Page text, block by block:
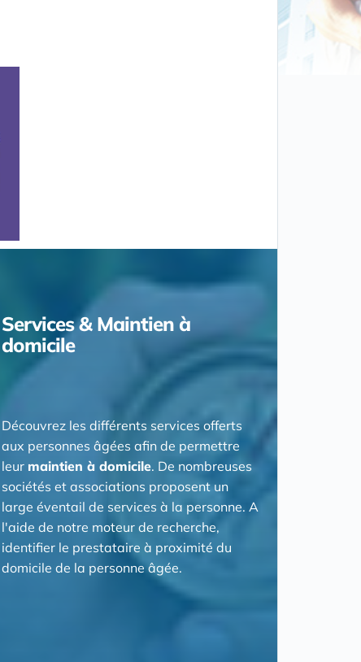
Services & Maintien à
domicile
Découvrez les différents services offerts
aux personnes âgées afin de permettre
leur maintien à domicile. De nombreuses
sociétés et associations proposent un
large éventail de services à la personne. A
l'aide de notre moteur de recherche,
identifier le prestataire à proximité du
domicile de la personne âgée.